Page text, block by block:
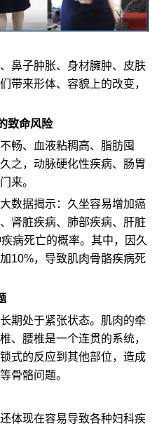
鼻子肿胀、身材臃肿、皮肤
来形体、容貌上的改变，
致命风险
畅、血液粘稠高、脂肪囤
之，动脉硬化性疾病、肠胃
来。
数据揭示：久坐容易增加癌
肾脏疾病、肺部疾病、肝脏
病死亡的概率。其中，因久
10%，导致肌肉骨骼疾病死
期处于紧张状态。肌肉的牵
、腰椎是一个连贯的系统，
式的反应到其他部位，造成
骨骼问题。
体现在容易导致各种妇科疾